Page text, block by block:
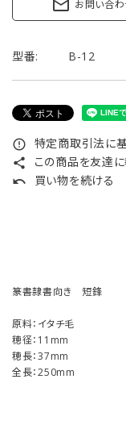
mail_outline お問い合
型番: B-12
error_outline 特定商取引法に
share この商品を友達に
undo 買い物を続ける
篆書隷書向き 短鋒
原料：イタチ毛
穂径：11mm
穂長：37mm
全長：250mm